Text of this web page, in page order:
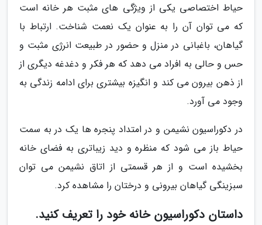
حیاط اختصاصی یکی از ویژگی های مثبت هر خانه است
که می توان آن را به عنوان یک نعمت شناخت. ارتباط با
گیاهان، باغبانی در منزل و حضور در طبیعت انرژی مثبت و
حس و حالی به افراد می دهد که هر فکر و دغدغه دیگری از
از ذهن بیرون می کند و انگیزه بیشتری برای ادامه زندگی به
وجود می آورد.
در دکوراسیون نشیمن و در امتداد پنجره ها یک در به سمت
حیاط باز می شود که منظره و دید زیباتری به فضای خانه
بخشیده است و از هر قسمتی از اتاق نشیمن می توان
سبزینگی گیاهان بیرونی و درختان را مشاهده کرد.
داستان دکوراسیون خانه خود را تعریف کنید.